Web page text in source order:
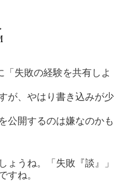
「失敗の経験を共有しよ
が、やはり書き込みが少
公開するのは嫌なのかも
ょうね。「失敗『談』」
ね。